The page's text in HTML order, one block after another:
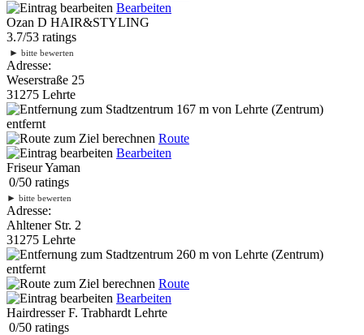
Bearbeiten
Ozan D HAIR&STYLING
3.7/53 ratings
► bitte bewerten
Adresse:
Weserstraße 25
31275 Lehrte
167 m von Lehrte (Zentrum)
entfernt
Route
Bearbeiten
Friseur Yaman
0/50 ratings
► bitte bewerten
Adresse:
Ahltener Str. 2
31275 Lehrte
260 m von Lehrte (Zentrum)
entfernt
Route
Bearbeiten
Hairdresser F. Trabhardt Lehrte
0/50 ratings